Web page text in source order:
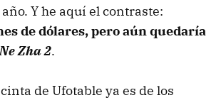
Y he aquí el contraste:
de dólares, pero aún quedaría
Ne Zha 2.
de Ufotable ya es de los